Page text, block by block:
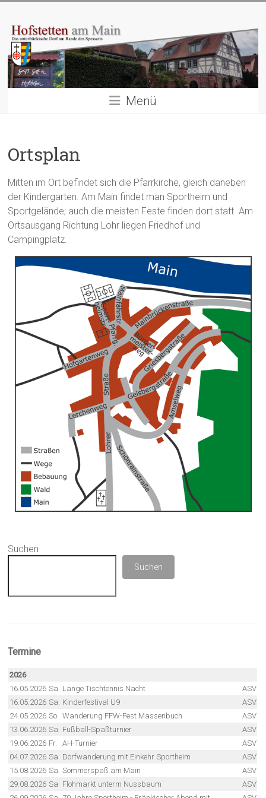
springen
Hofstetten
am
Main
Das
Rande
des
Menü
Ortsplan
Mitten im Ort befindet sich die Pfarrkirche, gleich daneben
der Kindergarten. Am Main findet man Sportheim und
Sportgelände; auch die meisten Feste finden dort statt. Am
Ortsausgang Richtung Lohr liegen Friedhof und
Campingplatz.
Suchen
Suchen
Termine
2026
16.05.2026 Sa. Lange Tischtennis Nacht
ASV
16.05.2026 Sa. Kinderfestival U9
ASV
24.05.2026 So. Wanderung FFW-Fest Massenbuch
ASV
13.06.2026 Sa. Fußball-Spaßturnier
ASV
19.06.2026 Fr. AH-Turnier
ASV
04.07.2026 Sa. Dorfwanderung mit Einkehr Sportheim
ASV
15.08.2026 Sa. Sommerspaß am Main
ASV
29.08.2026 Sa Flohmarkt unterm Nussbaum
ASV